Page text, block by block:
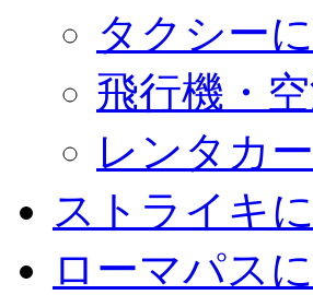
タクシー
飛行機・
レンタカ
ストライキ
ローマパス